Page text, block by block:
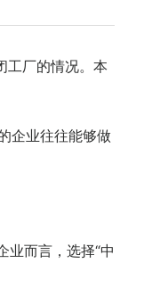
工厂的情况。本
企业往往能够做
业而言，选择“中